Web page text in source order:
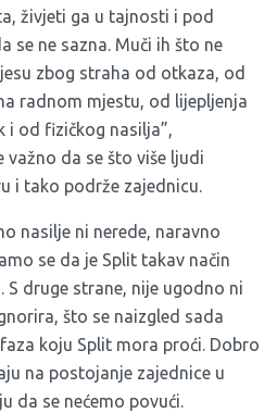
živjeti ga u tajnosti i pod
se ne sazna. Muči ih što ne
zbog straha od otkaza, od
radnom mjestu, od lijepljenja
i od fizičkog nasilja”,
da se što više ljudi
i tako podrže zajednicu.
nasilje ni nerede, naravno
se da je Split takav način
S druge strane, nije ugodno ni
što se naizgled sada
koju Split mora proći. Dobro
na postojanje zajednice u
da se nećemo povući.